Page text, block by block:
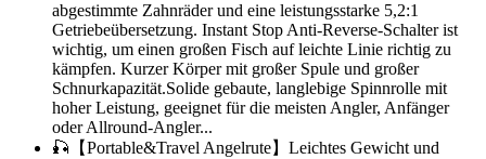
abgestimmte Zahnräder und eine leistungsstarke 5,2:1
Getriebeübersetzung. Instant Stop Anti-Reverse-Schalter ist
wichtig, um einen großen Fisch auf leichte Linie richtig zu
kämpfen. Kurzer Körper mit großer Spule und großer
Schnurkapazität.Solide gebaute, langlebige Spinnrolle mit
hoher Leistung, geeignet für die meisten Angler, Anfänger
oder Allround-Angler...
🎣【Portable&Travel Angelrute】Leichtes Gewicht und